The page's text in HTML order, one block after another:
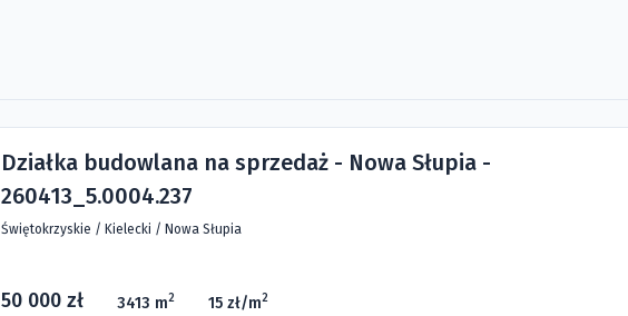
Działka budowlana na sprzedaż - Nowa Słupia -
260413_5.0004.237
Świętokrzyskie / Kielecki / Nowa Słupia
50 000 zł 3413 m2 15 zł/m2